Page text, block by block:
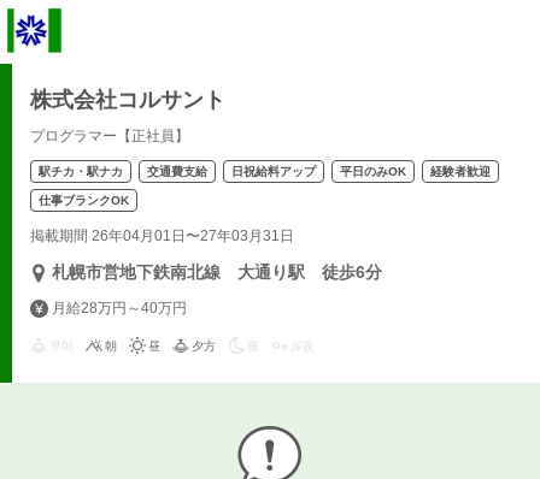
株式会社コルサント
プログラマー【正社員】
駅チカ・駅ナカ 交通費支給 日祝給料アップ 平日のみOK 経験者歓迎
仕事ブランクOK
掲載期間 26年04月01日〜27年03月31日
札幌市営地下鉄南北線 大通り駅 徒歩6分
月給28万円～40万円
朝 昼 夕方 夜 深夜